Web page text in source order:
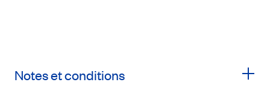
Notes et conditions